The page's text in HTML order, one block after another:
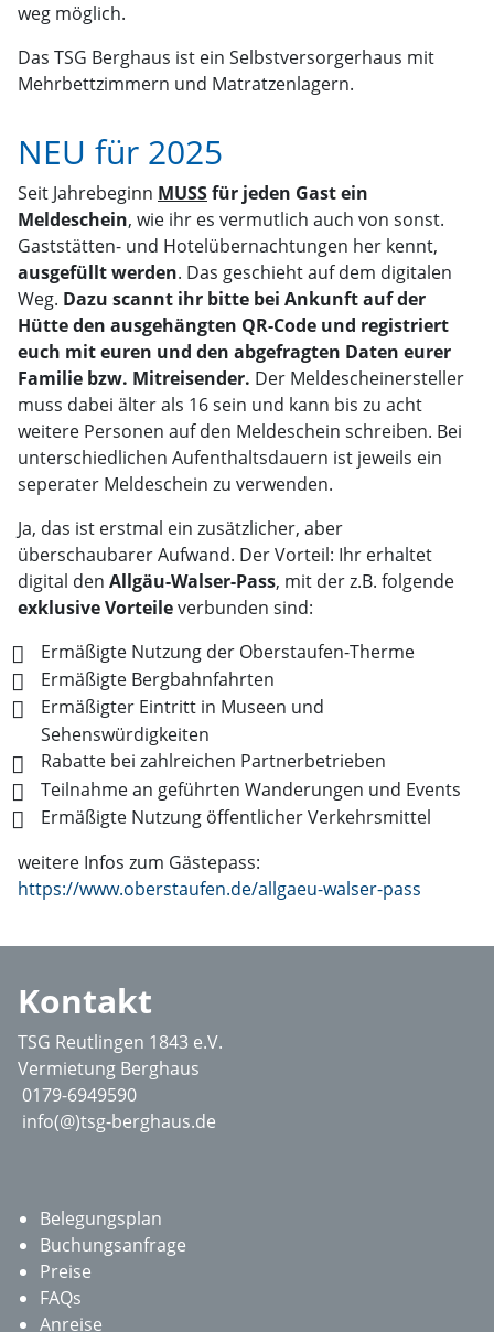
weg möglich.
Das TSG Berghaus ist ein Selbstversorgerhaus mit
Mehrbettzimmern und Matratzenlagern.
NEU für 2025
Seit Jahrebeginn MUSSfür jeden Gast ein
Meldeschein, wie ihr es vermutlich auch von sonst.
Gaststätten- und Hotelübernachtungen her kennt,
ausgefüllt werden. Das geschieht auf dem digitalen
Weg. Dazu scannt ihr bitte bei Ankunft auf der
Hütte den ausgehängten QR-Code und registriert
euch mit euren und den abgefragten Daten eurer
Familie bzw. Mitreisender. Der Meldescheinersteller
muss dabei älter als 16 sein und kann bis zu acht
weitere Personen auf den Meldeschein schreiben. Bei
unterschiedlichen Aufenthaltsdauern ist jeweils ein
seperater Meldeschein zu verwenden.
Ja, das ist erstmal ein zusätzlicher, aber
überschaubarer Aufwand. Der Vorteil: Ihr erhaltet
digital den Allgäu-Walser-Pass, mit der z.B. folgende
exklusive Vorteileverbunden sind:
Ermäßigte Nutzung der Oberstaufen-Therme
Ermäßigte Bergbahnfahrten
Ermäßigter Eintritt in Museen und
Sehenswürdigkeiten
Rabatte bei zahlreichen Partnerbetrieben
Teilnahme an geführten Wanderungen und Events
Ermäßigte Nutzung öffentlicher Verkehrsmittel
weitere Infos zum Gästepass:
https://www.oberstaufen.de/allgaeu-walser-pass
Kontakt
TSG Reutlingen 1843 e.V.
Vermietung Berghaus
0179-6949590
info(@)tsg-berghaus.de
Belegungsplan
Buchungsanfrage
Preise
FAQs
Anreise